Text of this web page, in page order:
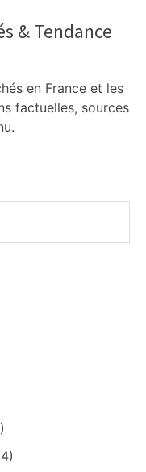
& Tendance
en France et les
factuelles, sources